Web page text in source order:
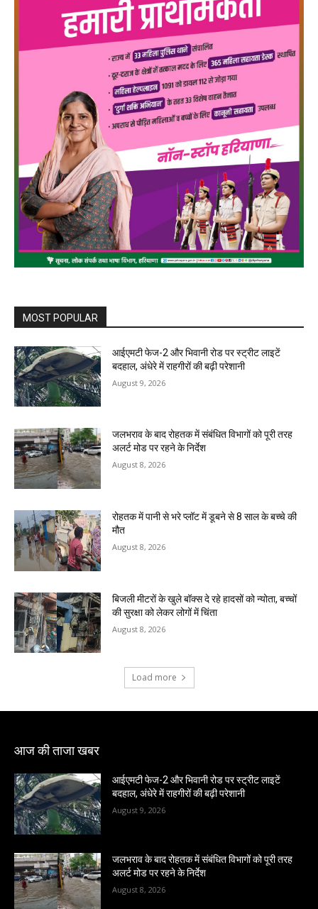
MOST POPULAR
आईएमटी फेज-2 और भिवानी रोड पर स्ट्रीट लाइटें
बदहाल, अंधेरे में राहगीरों की बढ़ी परेशानी
August 9, 2026
जलभराव के बाद रोहतक में संबंधित विभागों को पूरी तरह
अलर्ट मोड पर रहने के निर्देश
August 8, 2026
रोहतक में पानी से भरे प्लॉट में डूबने से 8 साल के बच्चे की
मौत
August 8, 2026
बिजली मीटरों के खुले बॉक्स दे रहे हादसों को न्योता, बच्चों
की सुरक्षा को लेकर लोगों में चिंता
August 8, 2026
Load more
आज की ताजा खबर
आईएमटी फेज-2 और भिवानी रोड पर स्ट्रीट लाइटें
बदहाल, अंधेरे में राहगीरों की बढ़ी परेशानी
August 9, 2026
जलभराव के बाद रोहतक में संबंधित विभागों को पूरी तरह
अलर्ट मोड पर रहने के निर्देश
August 8, 2026